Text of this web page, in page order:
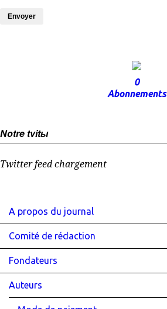
Envoyer
0
Abonnements
Notre tvitы
Twitter feed chargement
A propos du journal
Comité de rédaction
Fondateurs
Auteurs